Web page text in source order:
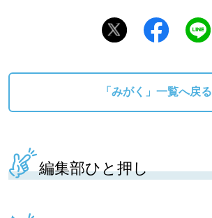
「みがく」一覧へ戻る
編集部ひと押し